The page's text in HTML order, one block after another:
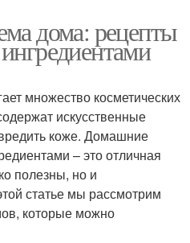
дома: рецепты
множество косметических
искусственные
коже. Домашние
– это отличная
полезны, но и
статье мы рассмотрим
которые можно